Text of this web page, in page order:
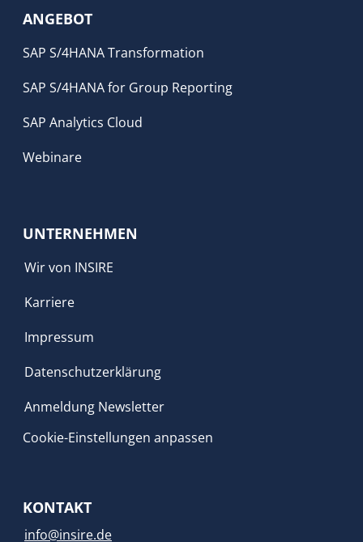
ANGEBOT
SAP S/4HANA Transformation
SAP S/4HANA for Group Reporting
SAP Analytics Cloud
Webinare
UNTERNEHMEN
Wir von INSIRE
Karriere
Impressum
Datenschutzerklärung
Anmeldung Newsletter
Cookie-Einstellungen anpassen
KONTAKT
info@insire.de